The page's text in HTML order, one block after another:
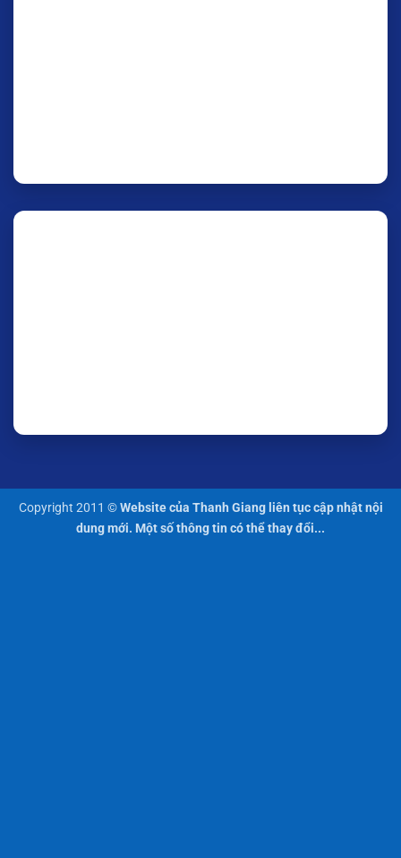
Copyright 2011 ©Website của Thanh Giang liên tục cập nhật nội
dung mới. Một số thông tin có thể thay đổi...